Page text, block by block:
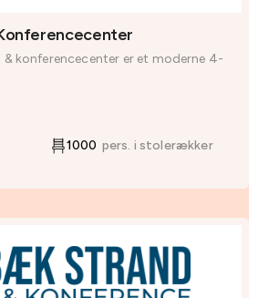
konferencecenter er et moderne 4-
1000 pers. i stolerækker